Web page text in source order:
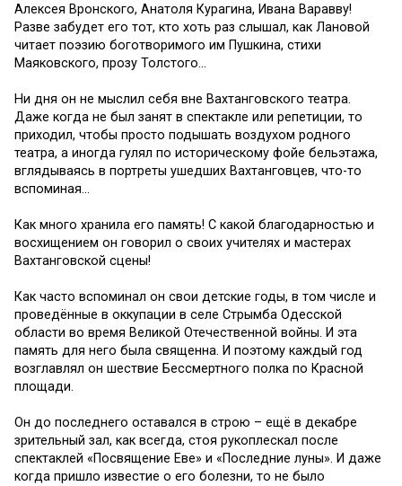
Алексея Вронского, Анатоля Курагина, Ивана Варавву!
Разве забудет его тот, кто хоть раз слышал, как Лановой
читает поэзию боготворимого им Пушкина, стихи
Маяковского, прозу Толстого…
Ни дня он не мыслил себя вне Вахтанговского театра.
Даже когда не был занят в спектакле или репетиции, то
приходил, чтобы просто подышать воздухом родного
театра, а иногда гулял по историческому фойе бельэтажа,
вглядываясь в портреты ушедших Вахтанговцев, что-то
вспоминая…
Как много хранила его память! С какой благодарностью и
восхищением он говорил о своих учителях и мастерах
Вахтанговской сцены!
Как часто вспоминал он свои детские годы, в том числе и
проведённые в оккупации в селе Стрымба Одесской
области во время Великой Отечественной войны. И эта
память для него была священна. И поэтому каждый год
возглавлял он шествие Бессмертного полка по Красной
площади.
Он до последнего оставался в строю – ещё в декабре
зрительный зал, как всегда, стоя рукоплескал после
спектаклей «Посвящение Еве» и «Последние луны». И даже
когда пришло известие о его болезни, то не было